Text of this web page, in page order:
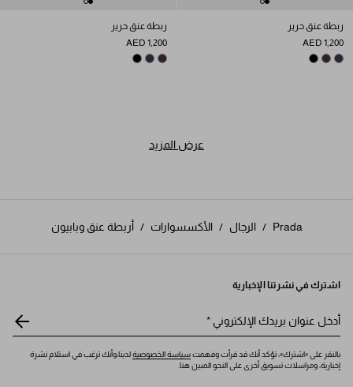
ربطة عنق حرير
AED 1,200
NAVY
PLUM
BLACK
ربطة عنق حرير
AED 1,200
PLUM
NAVY
BLACK
عرض المزيد
Prada
/ الرجال / الأكسسوارات / أربطة عنق وبابيون
اشترك في نشرتنا الإخبارية
أدخل عنوان بريدك الإلكتروني *
بالنقر على «اشترك»، تؤكد أنك قد قرأت وفهمتسياسة الخصوصيةلدينا،وأنك ترغب في استلام نشرة
إخبارية، ومراسلات تسويق أخرى على النحو المبين هنا.